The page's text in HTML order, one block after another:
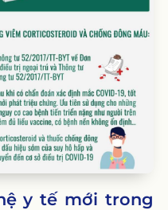
y tế mới trong